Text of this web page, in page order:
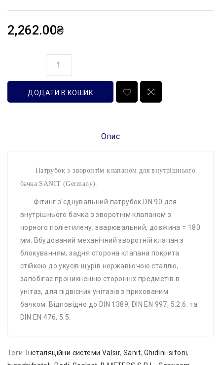
2,262.00₴
ДОДАТИ В КОШИК
Опис
Патрубок з зворонтім клапаном для внутрішнього
бачка SANIT (Germany).
Фітинг з'єднувальний патрубок DN 90 для
внутрішнього бачка з зворотнім клапаном з
чорного поліетилену, зварювальний, довжина = 180
мм. Вбудований механічний зворотній клапан з
блокуванням, задня сторона клапана покрита
стійкою до укусів щурів нержавіючою сталлю,
запобігає проникненню сторонніх предметів в
унітаз, для підвісних унітазів з прихованим
бачком. Відповідно до DIN 1389, DIN EN 997, 5.2.6. та
DIN EN 476, 5.5.
Теги: Інсталяційни системи Valsir,Sanit, Ghidini-sifoni,